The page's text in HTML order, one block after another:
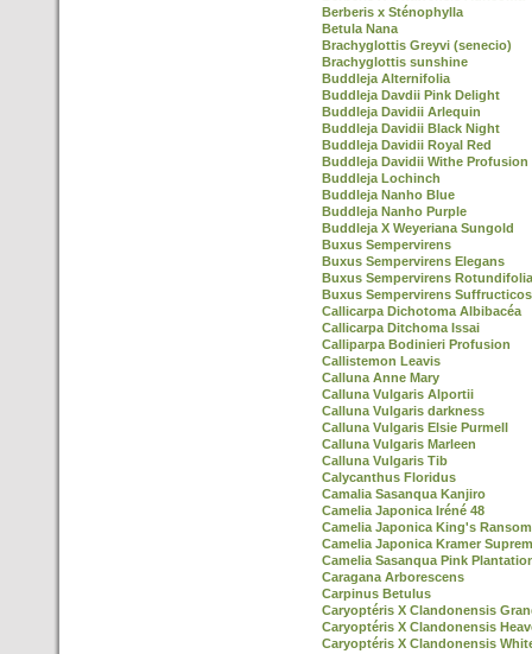
Berberis x Sténophylla
Betula Nana
Brachyglottis Greyvi (senecio)
Brachyglottis sunshine
Buddleja Alternifolia
Buddleja Davdii Pink Delight
Buddleja Davidii Arlequin
Buddleja Davidii Black Night
Buddleja Davidii Royal Red
Buddleja Davidii Withe Profusion
Buddleja Lochinch
Buddleja Nanho Blue
Buddleja Nanho Purple
Buddleja X Weyeriana Sungold
Buxus Sempervirens
Buxus Sempervirens Elegans
Buxus Sempervirens Rotundifolia
Buxus Sempervirens
Callicarpa Dichotoma Albibacéa
Callicarpa Ditchoma Issai
Calliparpa Bodinieri Profusion
Callistemon Leavis
Calluna Anne Mary
Calluna Vulgaris Alportii
Calluna Vulgaris darkness
Calluna Vulgaris Elsie Purmell
Calluna Vulgaris Marleen
Calluna Vulgaris Tib
Calycanthus Floridus
Camalia Sasanqua Kanjiro
Camelia Japonica Iréné 48
Camelia Japonica King's Ransom
Camelia Japonica Kramer
Camelia Sasanqua Pink
Caragana Arborescens
Carpinus Betulus
Caryoptéris X Clandonensis
Caryoptéris X Clandonensis
Caryoptéris X Clandonensis